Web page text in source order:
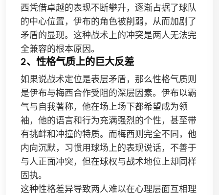
西凭借卓越的表现不断攀升，逐渐占据了球队
的中心位置，伊布的角色被削弱，从而加剧了
矛盾的显现。这种战术上的冲突是两人无法完
全兼容的根本原因。
2、性格气质上的巨大反差
如果说战术定位是表层矛盾，那么性格气质则
是伊布与梅西合作受阻的深层因素。伊布以霸
气与自我著称，他在场上场下都希望成为领
袖，他的语言和行为充满强烈的个性，甚至带
有挑衅和冲撞的特质。而梅西则完全不同，他
内向沉默，习惯用球场上的表现说话，不善于
与人正面冲突，但在球权与战术地位上却同样
固执。
这种性格差异导致两人难以在心理层面互相理